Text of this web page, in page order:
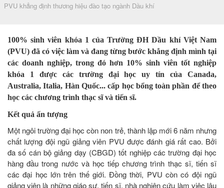
PVU khẳng định thương hiệu đào tạo ngành Dầu khí
100% sinh viên khóa 1 của Trường ĐH Dầu khí Việt Nam
(PVU) đã có việc làm và đang từng bước khẳng định mình tại
các doanh nghiệp, trong đó hơn 10% sinh viên tốt nghiệp
khóa 1 được các trường đại học uy tín của Canada,
Australia, Italia, Hàn Quốc... cấp học bổng toàn phần để theo
học các chương trình thạc sĩ và tiến sĩ.
Kết quả ấn tượng
Một ngôi trường đại học còn non trẻ, thành lập mới 6 năm nhưng
chất lượng đội ngũ giảng viên PVU được đánh giá rất cao. Bởi
đa số cán bộ giảng dạy (CBGD) tốt nghiệp các trường đại học
hàng đầu trong nước và học tiếp chương trình thạc sĩ, tiến sĩ
các đại học lớn trên thế giới. Đồng thời, PVU còn có đội ngũ
giảng viên là những giáo sư, tiến sĩ, nhà nghiên cứu làm việc lâu